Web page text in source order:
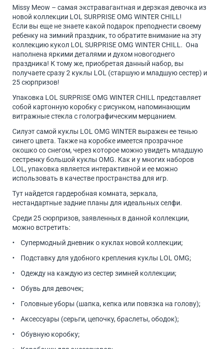
Missy Meow – самая экстравагантная и дерзкая девочка из
новой коллекции LOL SURPRISE OMG WINTER CHILL!
Если вы еще не знаете какой подарок преподнести своему
ребенку на зимний праздник, то обратите внимание на эту
коллекцию кукол LOL SURPRISE OMG WINTER CHILL. Она
наполнена яркими деталями и духом новогоднего
праздника! К тому же, приобретая данный набор, вы
получаете сразу 2 куклы LOL (старшую и младшую сестер) и
25 сюрпризов!
Упаковка LOL SURPRISE OMG WINTER CHILL представляет
собой картонную коробку с рисунком, напоминающим
витражные стекла с голографическим мерцанием.
Силуэт самой куклы LOL OMG WINTER выражен ее тенью
синего цвета. Также на коробке имеется прозрачное
окошко со снегом, через которое можно увидеть младшую
сестренку большой куклы OMG. Как и у многих наборов
LOL, упаковка является интерактивной и ее можно
использовать в качестве пространства для игр.
Тут найдется гардеробная комната, зеркала,
нестандартные задние планы для идеальных селфи.
Среди 25 сюрпризов, заявленных в данной коллекции,
можно встретить:
• Супермодный дневник о куклах новой коллекции;
• Подставку для удобного крепления куклы LOL OMG;
• Одежду на каждую из сестер зимней коллекции;
• Обувь для девочек;
• Головные уборы (шапка, кепка или повязка на голову);
• Аксессуары (серьги, цепочку, браслеты, ободок);
• Обувную коробку;